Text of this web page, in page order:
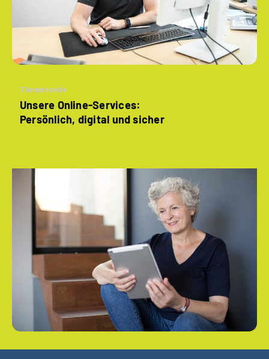
Themenseite
Unsere Online-Services:
Persönlich, digital und sicher